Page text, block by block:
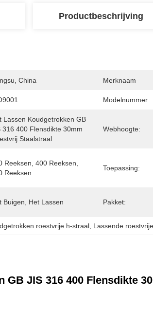
Productbeschrijving
China Merknaam
Modelnummer
Lassen Koudgetrokken GB
316 400 Flensdikte 30mm
Staalstraal
Webhoogte:
Reeksen, 400 Reeksen,
Reeksen
Toepassing:
Buigen, Het Lassen Pakket:
roestvrije h-straal Lassende
GB JIS 316 400 Flensdikte